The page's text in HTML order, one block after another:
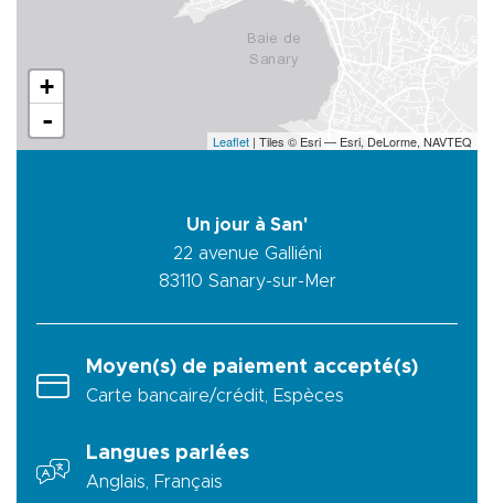
+
-
Leaflet | Tiles © Esri — Esri, DeLorme, NAVTEQ
Un jour à San'
22 avenue Galliéni
83110 Sanary-sur-Mer
Moyen(s) de paiement accepté(s)
Carte bancaire/crédit, Espèces
Langues parlées
Anglais, Français